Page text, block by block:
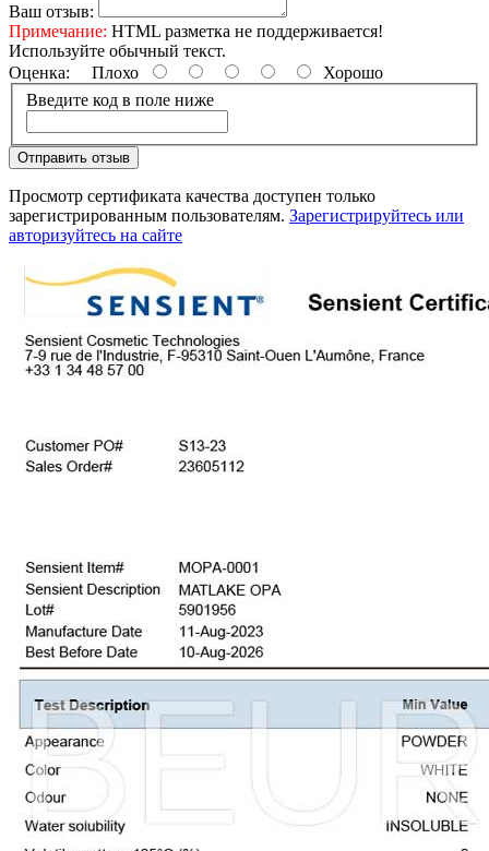
Ваш отзыв:
Примечание: HTML разметка не поддерживается!
Используйте обычный текст.
Оценка: Плохо
Хорошо
Введите код в поле ниже
Отправить отзыв
Просмотр сертификата качества доступен только
зарегистрированным пользователям. Зарегистрируйтесь или
авторизуйтесь на сайте